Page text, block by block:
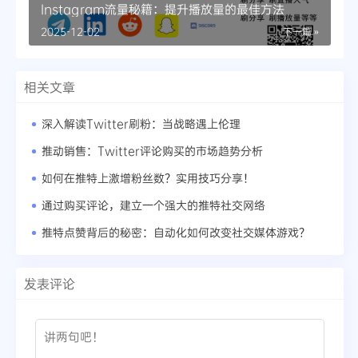
Instagram流量秘籍：提升播放量的最佳方法
下一篇 »
2025-12-02
相关文章
深入解读Twitter刷粉：当战略遇上伦理
推动销售：Twitter评论购买的市场趋势分析
如何在推特上激增粉丝数？实用技巧分享！
通过购买评论，建立一个强大的推特社交网络
推特点赞背后的秘密：自动化如何改变社交媒体游戏？
发表评论